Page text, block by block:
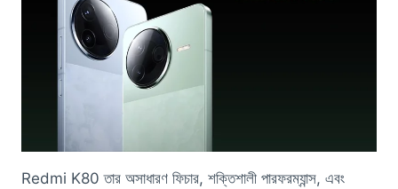
Redmi K80 তার অসাধারণ ফিচার, শক্তিশালী পারফরম্যান্স, এবং